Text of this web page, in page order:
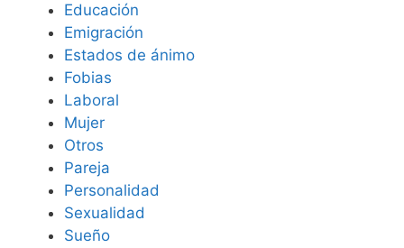
Educación
Emigración
Estados de ánimo
Fobias
Laboral
Mujer
Otros
Pareja
Personalidad
Sexualidad
Sueño